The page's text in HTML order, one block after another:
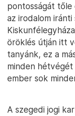
pontosságát
az irodalom
öröklés útján itt
tanyánk, ez a
minden
ember sok
A szegedi jogi